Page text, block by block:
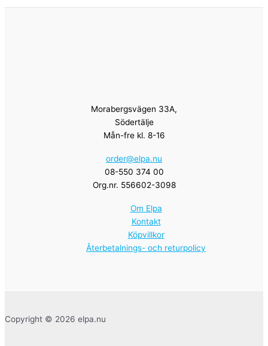
Morabergsvägen 33A,
Södertälje
Mån-fre kl. 8-16
order@elpa.nu
08-550 374 00
Org.nr. 556602-3098
Om Elpa
Kontakt
Köpvillkor
Återbetalnings- och returpolicy
Copyright © 2026 elpa.nu